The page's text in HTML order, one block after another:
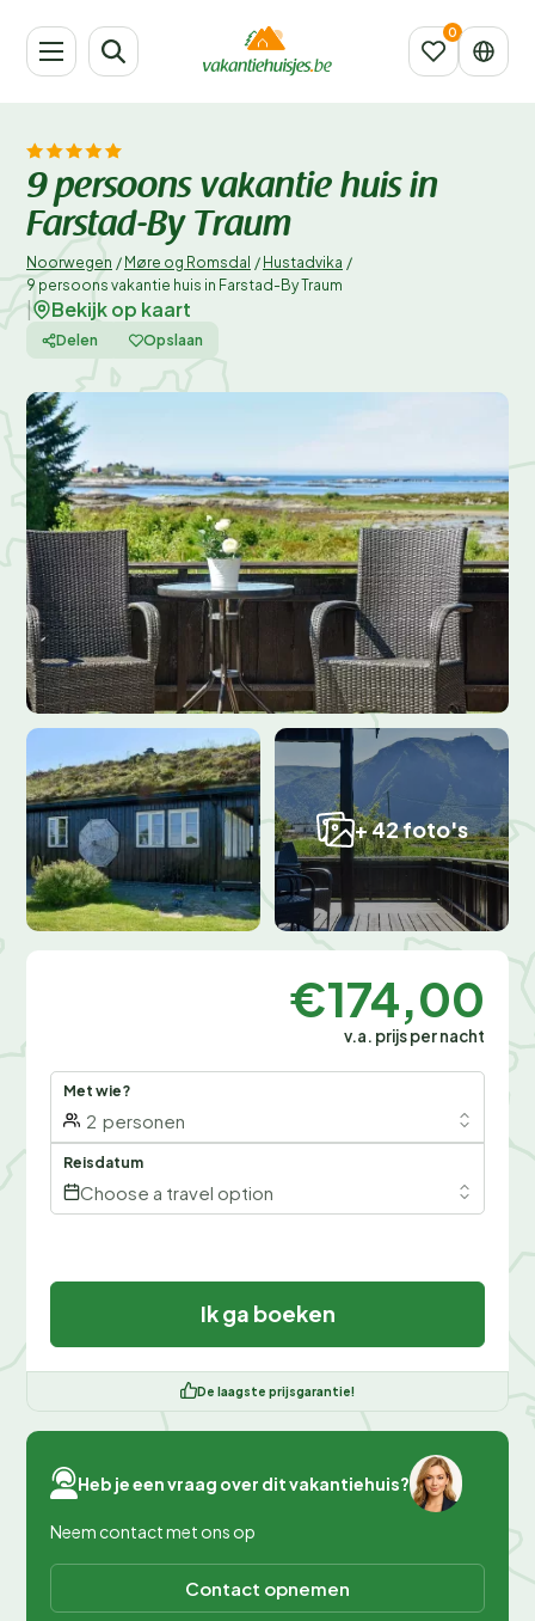
9 persoons vakantie huis in
Farstad-By Traum
Noorwegen / Møre og Romsdal / Hustadvika /
9 persoons vakantie huis in Farstad-By Traum
Bekijk op kaart
Delen Opslaan
+ 42 foto's
€174,00
v.a. prijs per nacht
Met wie?
2 personen
Reisdatum
Choose a travel option
Ik ga boeken
De laagste prijsgarantie!
Heb je een vraag over dit vakantiehuis?
Neem contact met ons op
Contact opnemen